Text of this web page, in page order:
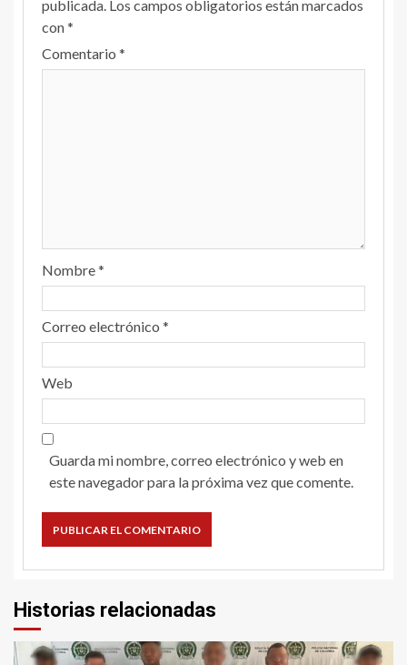
publicada. Los campos obligatorios están marcados
con*
Comentario *
Nombre*
Correo electrónico *
Web
Guarda mi nombre, correo electrónico y web en
este navegador para la próxima vez que comente.
Historias relacionadas